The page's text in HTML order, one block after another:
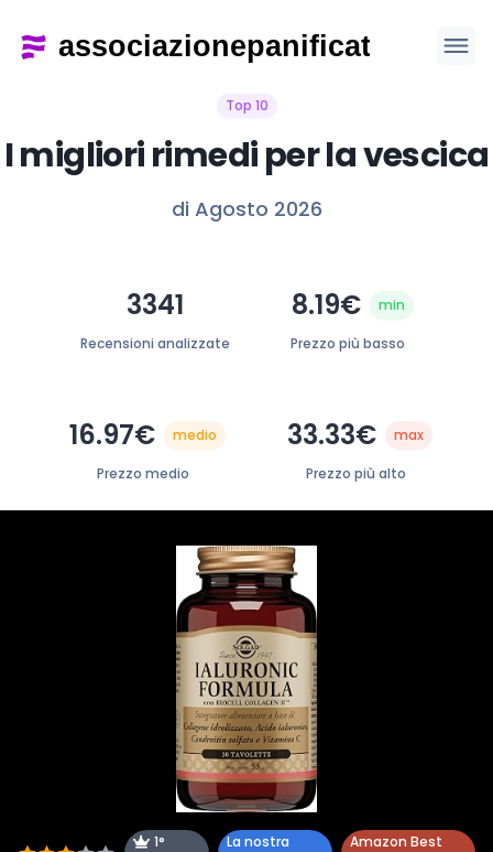
Top 10
I migliori rimedi per la vescica
di Agosto 2026
3341
Recensioni analizzate
8.19€ min
Prezzo più basso
16.97€ medio
Prezzo medio
33.33€ max
Prezzo più alto
1°
La nostra
Amazon Best